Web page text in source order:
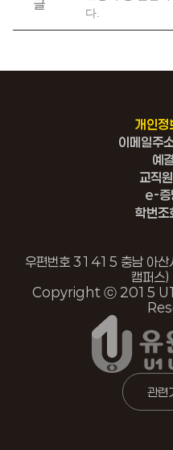
글
다.
개인정
이메일주
예
교직
e-증
학번조
우편번호 31415 충남 아
캠퍼스
Copyright ⓒ 2015
관련